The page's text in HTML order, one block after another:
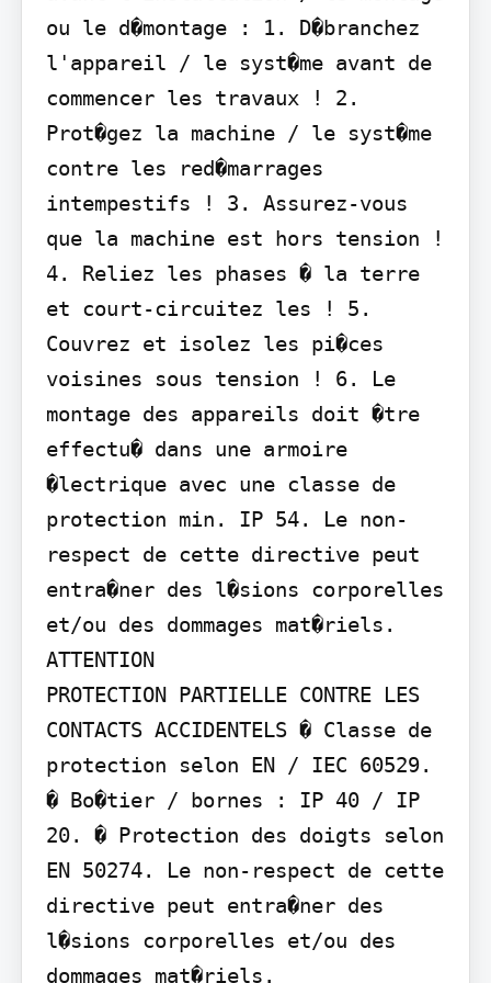
ou le d�montage : 1. D�branchez
l'appareil / le syst�me avant de
commencer les travaux ! 2.
Prot�gez la machine / le syst�me
contre les red�marrages
intempestifs ! 3. Assurez-vous
que la machine est hors tension !
4. Reliez les phases � la terre
et court-circuitez les ! 5.
Couvrez et isolez les pi�ces
voisines sous tension ! 6. Le
montage des appareils doit �tre
effectu� dans une armoire
�lectrique avec une classe de
protection min. IP 54. Le non-
respect de cette directive peut
entra�ner des l�sions corporelles
et/ou des dommages mat�riels.
ATTENTION
PROTECTION PARTIELLE CONTRE LES
CONTACTS ACCIDENTELS � Classe de
protection selon EN / IEC 60529.
� Bo�tier / bornes : IP 40 / IP
20. � Protection des doigts selon
EN 50274. Le non-respect de cette
directive peut entra�ner des
l�sions corporelles et/ou des
dommages mat�riels.